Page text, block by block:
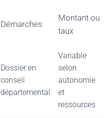
Démarches
Montant ou
taux
Dossier en
conseil
départemental
Variable
selon
autonomie
et
ressources